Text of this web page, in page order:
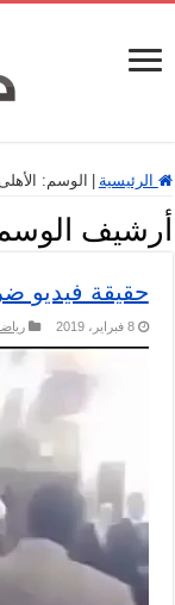
الرئيسية الوسم:
أرشيف
حقيقة فيديو
8 فبراير، 2019